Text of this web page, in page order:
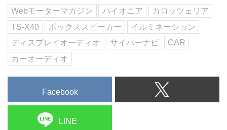
もいいけれど、ディス...
Webモーターマガジン パイオニア
カロッツェリア
TS-X40
ボックススピーカー
イルミネーション
ディスプレイオーディオ
サイバーナビ
CAR
カーオーディオ
Facebook
LINE